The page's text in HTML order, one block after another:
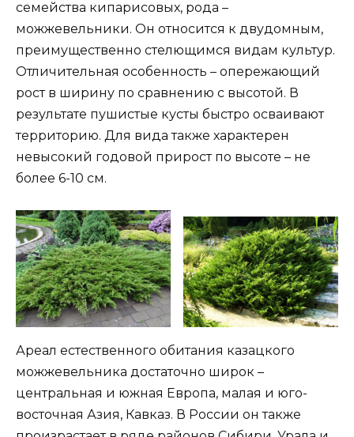
семейства кипарисовых, рода –
можжевельники. Он относится к двудомным,
преимущественно стелющимся видам культур.
Отличительная особенность – опережающий
рост в ширину по сравнению с высотой. В
результате пушистые кусты быстро осваивают
территорию. Для вида также характерен
невысокий годовой прирост по высоте – не
более 6-10 см.
Ареал естественного обитания казацкого
можжевельника достаточно широк –
центральная и южная Европа, малая и юго-
восточная Азия, Кавказ. В России он также